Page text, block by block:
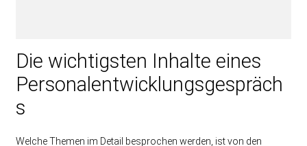
Die wichtigsten Inhalte eines
Personalentwicklungsgespräch
s
Welche Themen im Detail besprochen werden, ist von den